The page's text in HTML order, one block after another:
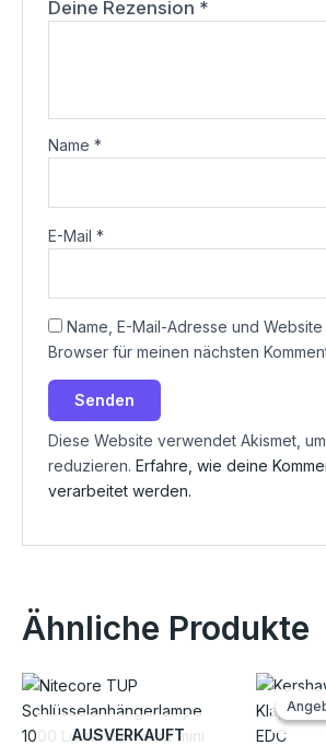
Deine Rezension *
Name*
E-Mail*
Name, E-Mail-Adresse und
Browser für meinen nächsten
Diese Website verwendet Akismet,
reduzieren.Erfahre, wie deine
verarbeitet werden.
Ähnliche Produkte
AUSVERKAUFT